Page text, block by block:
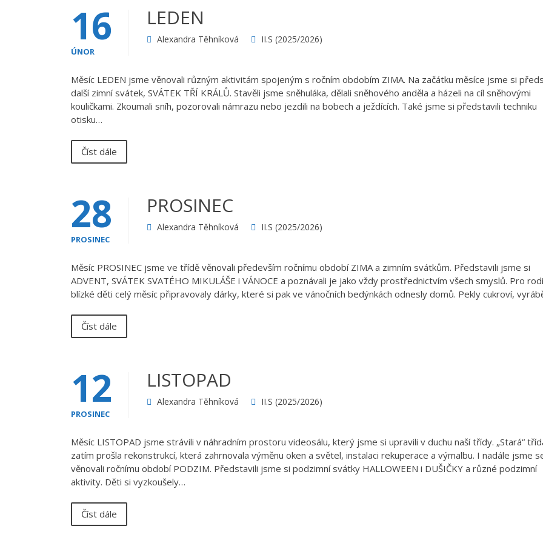
16
ÚNOR
LEDEN
Alexandra Těhníková II.S (2025/2026)
Měsíc LEDEN jsme věnovali různým aktivitám spojeným s ročním obdobím ZIMA. Na začátku měsíce jsme si
další zimní svátek, SVÁTEK TŘÍ KRÁLŮ. Stavěli jsme sněhuláka, dělali sněhového anděla a házeli na cíl sněhovými
kouličkami. Zkoumali sníh, pozorovali námrazu nebo jezdili na bobech a ježdících. Také jsme si představili techniku
otisku…
Číst dále
28
PROSINEC
PROSINEC
Alexandra Těhníková II.S (2025/2026)
Měsíc PROSINEC jsme ve třídě věnovali především ročnímu období ZIMA a zimním svátkům. Představili jsme si
ADVENT, SVÁTEK SVATÉHO MIKULÁŠE i VÁNOCE a poznávali je jako vždy prostřednictvím všech smyslů. Pro
blízké děti celý měsíc připravovaly dárky, které si pak ve vánočních bedýnkách odnesly domů. Pekly cukroví,
Číst dále
12
PROSINEC
LISTOPAD
Alexandra Těhníková II.S (2025/2026)
Měsíc LISTOPAD jsme strávili v náhradním prostoru videosálu, který jsme si upravili v duchu naší třídy. „Stará“
zatím prošla rekonstrukcí, která zahrnovala výměnu oken a světel, instalaci rekuperace a výmalbu. I nadále jsme
věnovali ročnímu období PODZIM. Představili jsme si podzimní svátky HALLOWEEN i DUŠIČKY a různé podzimní
aktivity. Děti si vyzkoušely…
Číst dále